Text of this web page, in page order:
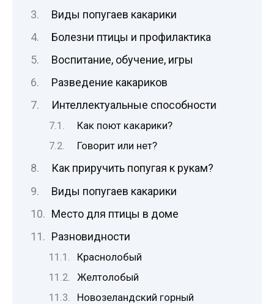
Виды попугаев какарики
Болезни птицы и профилактика
Воспитание, обучение, игры
Разведение какариков
Интеллектуальные способности
Как поют какарики?
Говорит или нет?
Как приручить попугая к рукам?
Виды попугаев какарики
Место для птицы в доме
Разновидности
Краснолобый
Желтолобый
Новозеландский горный